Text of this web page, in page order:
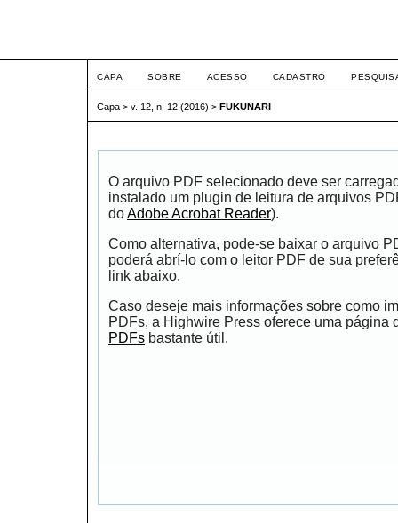
CAPA SOBRE ACESSO CADASTRO
Capa > v. 12, n. 12 (2016) > FUKUNARI
O arquivo PDF selecionado deve ser
instalado um plugin de leitura de arquivos
doAdobe Acrobat Reader).
Como alternativa, pode-se baixar o arquivo
poderá abrí-lo com o leitor PDF de sua
link abaixo.
Caso deseje mais informações sobre como
PDFs, a Highwire Press oferece uma página
PDFs bastante útil.